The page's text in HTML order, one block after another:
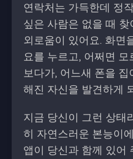
연락처는 가득한데 정
싶은 사람은 없을 때
외로움이 있어요. 화면
요를 누르고, 어쩌면
보다가, 어느새 폰을
해진 자신을 발견하게
지금 당신이 그런 상태
히 자연스러운 본능이
앱이 당신과 함께 있어